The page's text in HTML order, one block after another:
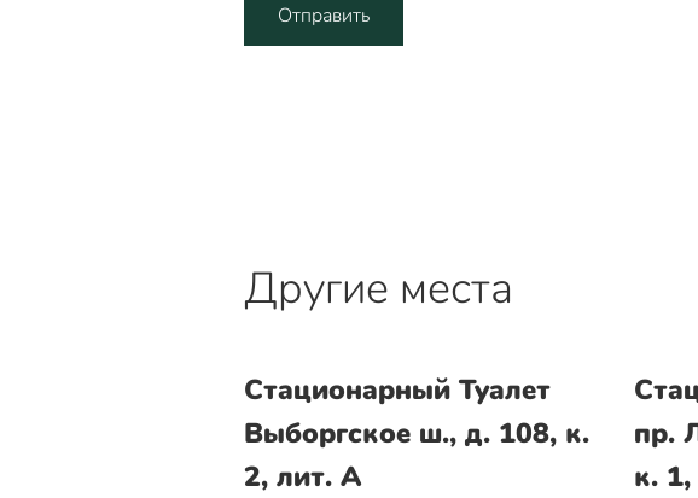
Отправить
Другие места
Стационарный Туалет
Выборгское ш., д. 108, к.
2, лит. А
пр.
к.